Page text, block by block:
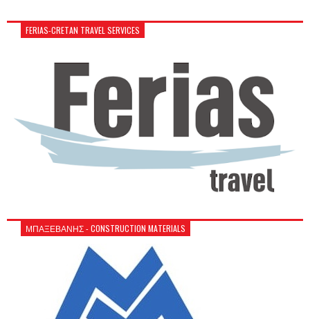
FERIAS-CRETAN TRAVEL SERVICES
ΜΠΑΞΕΒΑΝΗΣ - CONSTRUCTION MATERIALS